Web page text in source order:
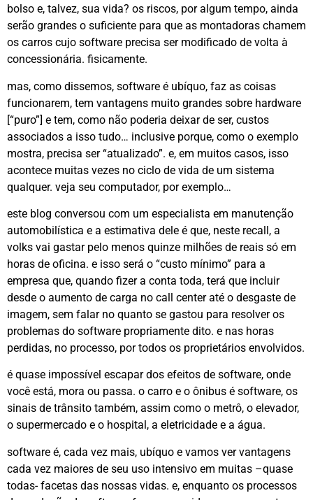
bolso e, talvez, sua vida? os riscos, por algum tempo, ainda
serão grandes o suficiente para que as montadoras chamem
os carros cujo software precisa ser modificado de volta à
concessionária. fisicamente.
mas, como dissemos, software é ubíquo, faz as coisas
funcionarem, tem vantagens muito grandes sobre hardware
[“puro”] e tem, como não poderia deixar de ser, custos
associados a isso tudo… inclusive porque, como o exemplo
mostra, precisa ser “atualizado”. e, em muitos casos, isso
acontece muitas vezes no ciclo de vida de um sistema
qualquer. veja seu computador, por exemplo…
este blog conversou com um especialista em manutenção
automobilística e a estimativa dele é que, neste recall, a
volks vai gastar pelo menos quinze milhões de reais só em
horas de oficina. e isso será o “custo mínimo” para a
empresa que, quando fizer a conta toda, terá que incluir
desde o aumento de carga no call center até o desgaste de
imagem, sem falar no quanto se gastou para resolver os
problemas do software propriamente dito. e nas horas
perdidas, no processo, por todos os proprietários envolvidos.
é quase impossível escapar dos efeitos de software, onde
você está, mora ou passa. o carro e o ônibus é software, os
sinais de trânsito também, assim como o metrô, o elevador,
o supermercado e o hospital, a eletricidade e a água.
software é, cada vez mais, ubíquo e vamos ver vantagens
cada vez maiores de seu uso intensivo em muitas –quase
todas- facetas das nossas vidas. e, enquanto os processos